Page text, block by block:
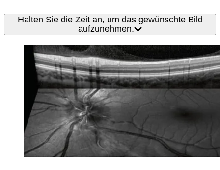
Halten Sie die Zeit an, um das gewünschte Bild
aufzunehmen.